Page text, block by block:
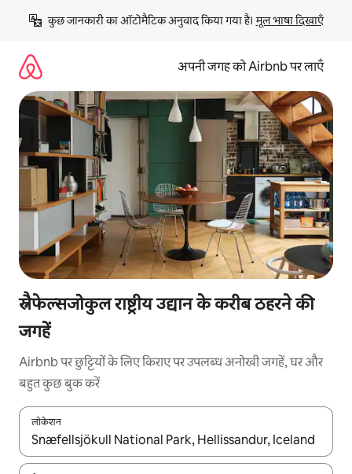
छोड़कर
कॉन्टेंट
कुछ जानकारी का ऑटोमैटिक अनुवाद किया गया है। मूल भाषा दिखाएँ
अपनी जगह को Airbnb पर लाएँ
स्नैफेल्सजोकुल राष्ट्रीय उद्यान के करीब ठहरने की
जगहें
Airbnb पर छुट्टियों के लिए किराए पर उपलब्ध अनोखी जगहें, घर और
बहुत कुछ बुक करें
लोकेशन
नतीजों के उपलब्ध होने पर, अप और डाउन 'ऐरो की' का इस्तेमाल करके नेविगेट